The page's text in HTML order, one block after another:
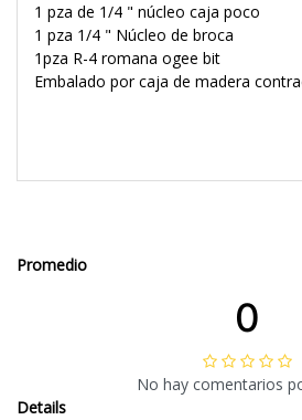
1 pza de 1/4 " núcleo caja poco
1 pza 1/4 " Núcleo de broca
1pza R-4 romana ogee bit
Embalado por caja de madera
Promedio
0
No hay comentarios
Details